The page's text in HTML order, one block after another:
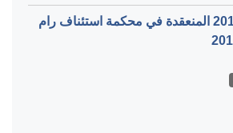
القضية رقم ‎463‏/‎2016‏ المنعقدة في محكمة استئناف رام